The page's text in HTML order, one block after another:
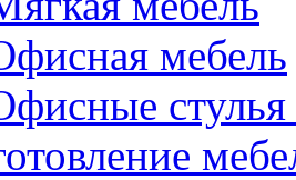
мебель
стулья